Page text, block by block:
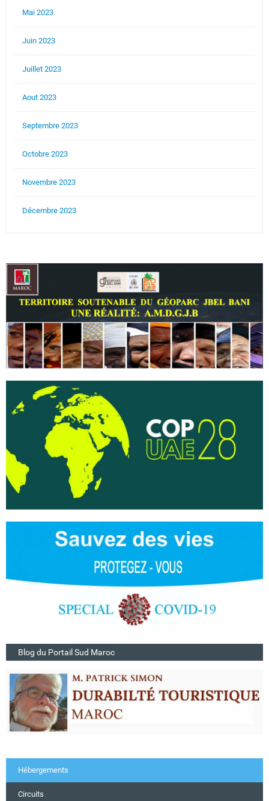
Mai 2023
Juin 2023
Juillet 2023
Aout 2023
Septembre 2023
Octobre 2023
Novembre 2023
Décembre 2023
Blog du Portail Sud Maroc
Hébergements
Circuits